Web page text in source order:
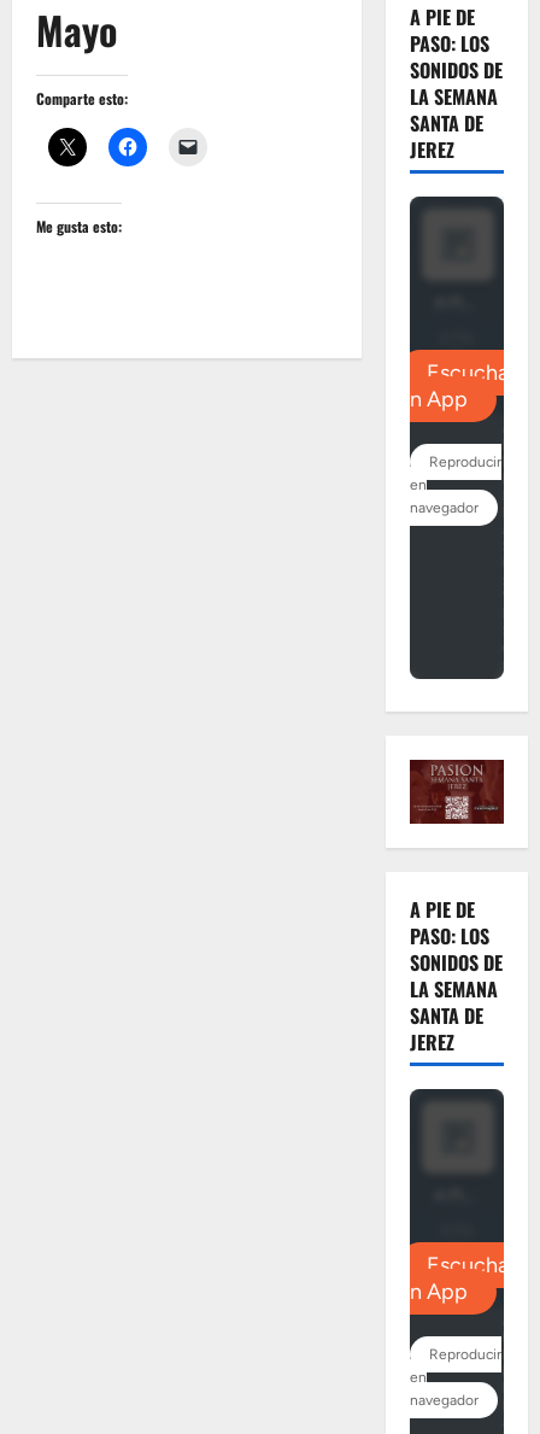
Mayo
Comparte esto:
Me gusta esto:
A PIE DE
PASO: LOS
SONIDOS DE
LA SEMANA
SANTA DE
JEREZ
A PIE DE
PASO: LOS
SONIDOS DE
LA SEMANA
SANTA DE
JEREZ